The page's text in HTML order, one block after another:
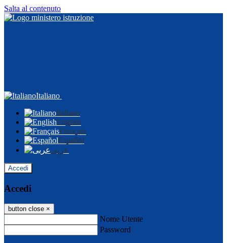
Salta al contenuto
Italiano
Italiano
English
Français
Español
عربى
Accedi
Accedi
button close ×
Nome Utente
Password